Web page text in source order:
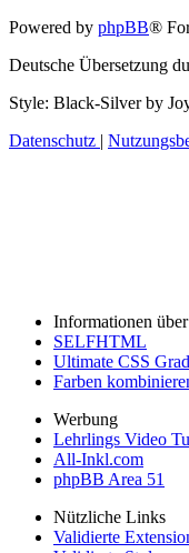
Powered by phpBB®
Deutsche Übersetzung
Style: Black-Silver by
Datenschutz |
Informationen
SELFHTML
Ultimate CSS
Farben
Werbung
Lehrlings Video
All-Inkl.com
phpBB Area 51
Nützliche Links
Validierte